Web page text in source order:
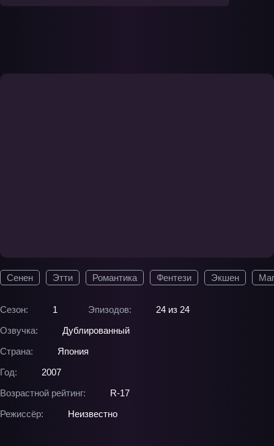
Сенен Этти Романтика Фентези Экшен
Сезон: 1 Эпизодов:
24 из 24
Озвучка:
Дублированный
Страна:
Япония
Год:
2007
Возрастной рейтинг:
R-17
Режиссёр:
Неизвестно